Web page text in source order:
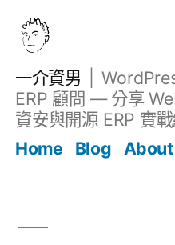
一介資男
ERP 顧問 — 分享
資安與開源 ERP 實
Home
Blog About
文章